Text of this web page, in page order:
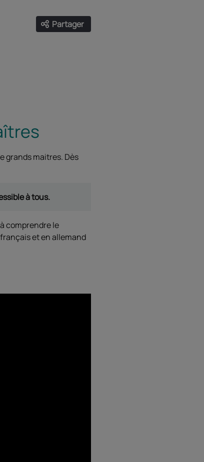
Partager
Ouvrir les liens de partage
grands maitres. Dès
à tous.
comprendre le
et en allemand